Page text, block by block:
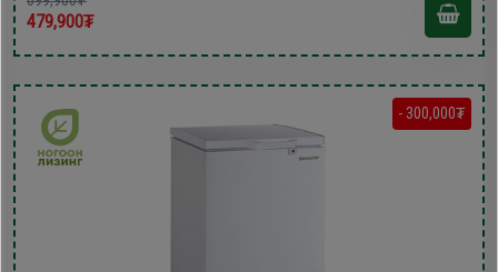
479,900₮
- 300,000₮